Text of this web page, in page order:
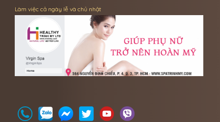
Làm việc cả ngày lễ và chủ nhật